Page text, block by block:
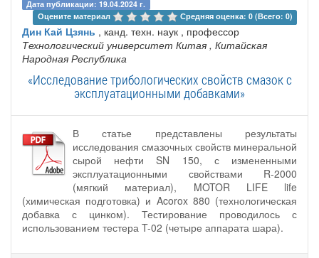
Дата публикации: 19.04.2024 г.
Оцените материал
Средняя оценка: 0 (Всего: 0)
Дин Кай Цзянь , канд. техн. наук , профессор
Технологический университет Китая , Китайская
Народная Республика
«Исследование трибологических свойств смазок с
эксплуатационными добавками»
В статье представлены результаты
исследования смазочных свойств минеральной
сырой нефти SN 150, с измененными
эксплуатационными свойствами R-2000
(мягкий материал), MOTOR LIFE life
(химическая подготовка) и Acorox 880 (технологическая
добавка с цинком). Тестирование проводилось с
использованием тестера T-02 (четыре аппарата шара).